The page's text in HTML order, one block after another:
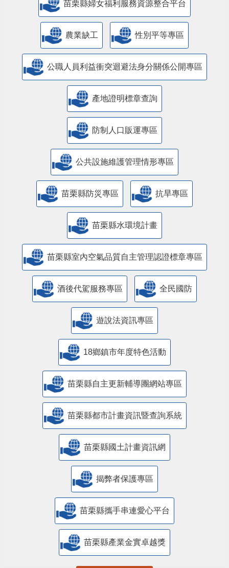
苗栗縣婦女福利服務資源整合平台
農業缺工 性別平等專區
公職人員利益衝突迴避法身分關係公開專區
產地證明標章查詢
防制人口販運專區
​公共設施維護管理情形專區
苗栗縣防災專區 抗旱專區
苗栗縣水環境計畫
苗栗縣室內空氣品質自主管理認證標章專區
酒後代駕服務專區 全民國防
遊說法資訊專區
18鄉鎮市年度特色活動
苗栗縣自主更新輔導團網站專區
苗栗縣都市計畫資訊暨查詢系統
苗栗縣國土計畫資訊網
揭弊者保護專區
苗栗縣攜手串連愛心平台
苗栗縣產業金實卓越獎